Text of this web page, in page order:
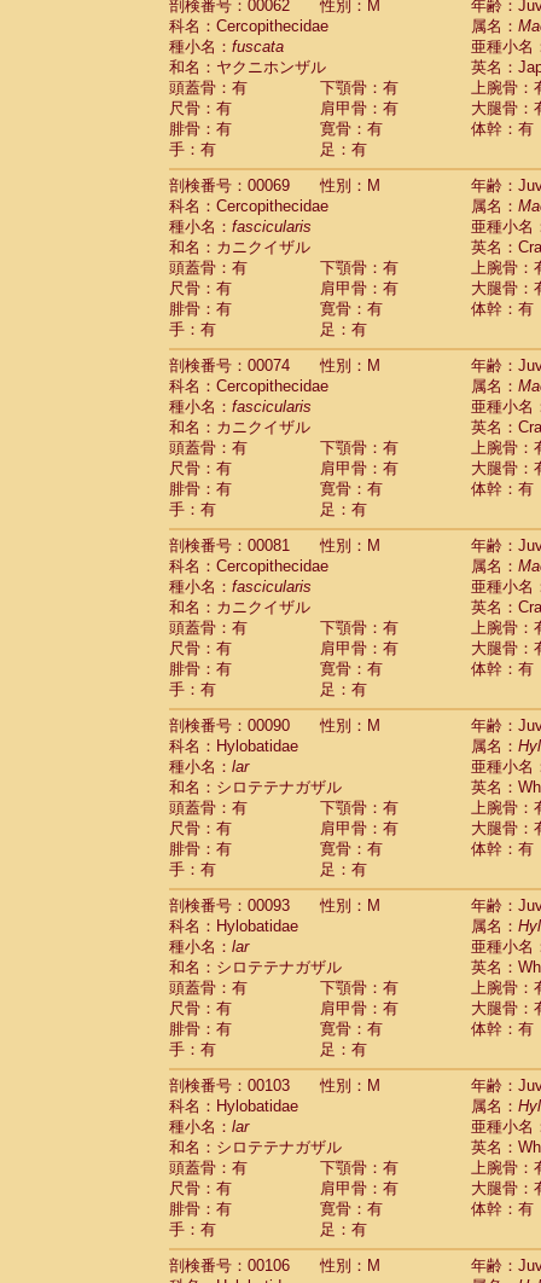
CercopithecidaeColobus guereza (0)
Cercopithecidae Colobus polykomos
Cercopithecidae Piliocolobus badius
Cercopithecidae Kasi senex vetulus(0)
CercopithecidaeKasi senex
CercopithecidaeNasalis larvatus(0)
CercopithecidaePresbytes
CercopithecidaePygathrix nemaeus
CercopithecidaeSemnopithecus
Cercopithecidae
Trachypithecus
Cercopithecidae
Trachypithecus
Cercopithecidae
Trachypithecus
CercopithecidaeTrachypithecus
CercopithecidaeColobinae spp.(0)
CercopithecidaePresbytesinaespp.(0)
CercopithecidaeCercopithecidae
HylobatidaeHoolock hoolock(0)
HylobatidaeHylobates agilis
HylobatidaeHylobates klossii (0)
Hylobatidae
HylobatidaeHylobates moloch(0)
Hylobatidae Hylobates muelleri(0)
HylobatidaeHylobates pileatus(2)
Hylobatidae Hylobates
HylobatidaeHylobateshybrid(0)
HylobatidaeNomascus concolor(0)
HylobatidaeSymphalangus
Hominidae
(0)
Hominidae
Hominidae Gorilla gorilla beringei(0)
Hominidae Gorilla gorilla gorilla(0)
Primates misc.(0)
Scandentia Dendrogale melanura
Scandentia Ptilocercus lowii
Scandentia
Scandentia
ScandentiaTupaia minor
剖検番号：00062
性別：M
年齢：
科名：Cercopithecidae
属名：
種小名： fuscata
亜種小名
和名：ヤクニホンザル
英名：
頭蓋骨：有
下顎骨：有
上腕骨：
尺骨：有
肩甲骨：有
大腿骨：
腓骨：有
寛骨：有
体幹：有
手：有
足：有
剖検番号：00069
性別：M
年齢：
科名：Cercopithecidae
属名：
種小名： fascicularis
亜種小名
和名：カニクイザル
英名：
頭蓋骨：有
下顎骨：有
上腕骨：
尺骨：有
肩甲骨：有
大腿骨：
腓骨：有
寛骨：有
体幹：有
手：有
足：有
剖検番号：00074
性別：M
年齢：
科名：Cercopithecidae
属名：
種小名： fascicularis
亜種小名
和名：カニクイザル
英名：
頭蓋骨：有
下顎骨：有
上腕骨：
尺骨：有
肩甲骨：有
大腿骨：
腓骨：有
寛骨：有
体幹：有
手：有
足：有
剖検番号：00081
性別：M
年齢：
科名：Cercopithecidae
属名：
種小名： fascicularis
亜種小名
和名：カニクイザル
英名：
頭蓋骨：有
下顎骨：有
上腕骨：
尺骨：有
肩甲骨：有
大腿骨：
腓骨：有
寛骨：有
体幹：有
手：有
足：有
剖検番号：00090
性別：M
年齢：
科名：Hylobatidae
属名：
種小名： lar
亜種小名
和名：シロテテナガザル
英名：
頭蓋骨：有
下顎骨：有
上腕骨：
尺骨：有
肩甲骨：有
大腿骨：
腓骨：有
寛骨：有
体幹：有
手：有
足：有
剖検番号：00093
性別：M
年齢：
科名：Hylobatidae
属名：
種小名： lar
亜種小名
和名：シロテテナガザル
英名：
頭蓋骨：有
下顎骨：有
上腕骨：
尺骨：有
肩甲骨：有
大腿骨：
腓骨：有
寛骨：有
体幹：有
手：有
足：有
剖検番号：00103
性別：M
年齢：
科名：Hylobatidae
属名：
種小名： lar
亜種小名
和名：シロテテナガザル
英名：
頭蓋骨：有
下顎骨：有
上腕骨：
尺骨：有
肩甲骨：有
大腿骨：
腓骨：有
寛骨：有
体幹：有
手：有
足：有
剖検番号：00106
性別：M
年齢：